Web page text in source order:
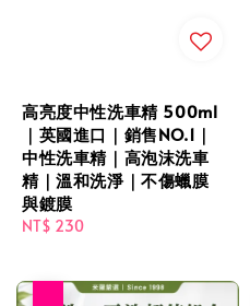
高亮度中性洗車精 500ml
｜英國進口｜銷售NO.1｜
中性洗車精｜高泡沫洗車
精｜溫和洗淨｜不傷蠟膜
與鍍膜
Regular
NT$ 230